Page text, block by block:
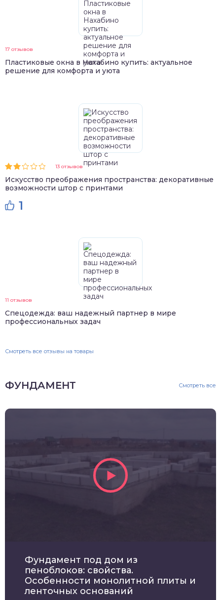
17 отзывов
Пластиковые окна в Нахабино купить: актуальное
решение для комфорта и уюта
13 отзывов
Искусство преображения пространства: декоративные
возможности штор с принтами
1
11 отзывов
Спецодежда: ваш надежный партнер в мире
профессиональных задач
Смотреть все отзывы на товары
ФУНДАМЕНТ Смотреть все
Фундамент под дом из
пеноблоков: свойства.
Особенности монолитной плиты и
ленточных оснований